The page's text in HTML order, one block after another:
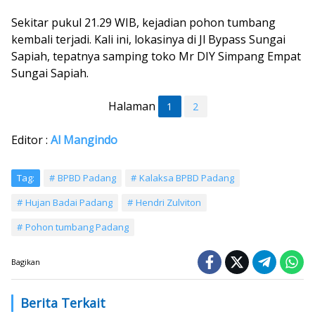
Sekitar pukul 21.29 WIB, kejadian pohon tumbang
kembali terjadi. Kali ini, lokasinya di Jl Bypass Sungai
Sapiah, tepatnya samping toko Mr DIY Simpang Empat
Sungai Sapiah.
Halaman 1 2
Editor : Al Mangindo
Tag: BPBD Padang
Kalaksa BPBD Padang
Hujan Badai Padang
Hendri Zulviton
Pohon tumbang Padang
Bagikan
Berita Terkait